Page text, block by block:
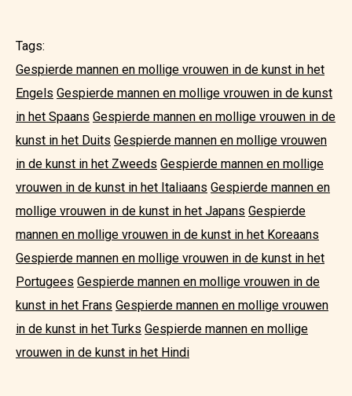
Tags:
Gespierde mannen en mollige vrouwen in de kunst in het
Engels Gespierde mannen en mollige vrouwen in de kunst
in het Spaans Gespierde mannen en mollige vrouwen in de
kunst in het Duits Gespierde mannen en mollige vrouwen
in de kunst in het Zweeds Gespierde mannen en mollige
vrouwen in de kunst in het Italiaans Gespierde mannen en
mollige vrouwen in de kunst in het Japans Gespierde
mannen en mollige vrouwen in de kunst in het Koreaans
Gespierde mannen en mollige vrouwen in de kunst in het
Portugees Gespierde mannen en mollige vrouwen in de
kunst in het Frans Gespierde mannen en mollige vrouwen
in de kunst in het Turks Gespierde mannen en mollige
vrouwen in de kunst in het Hindi